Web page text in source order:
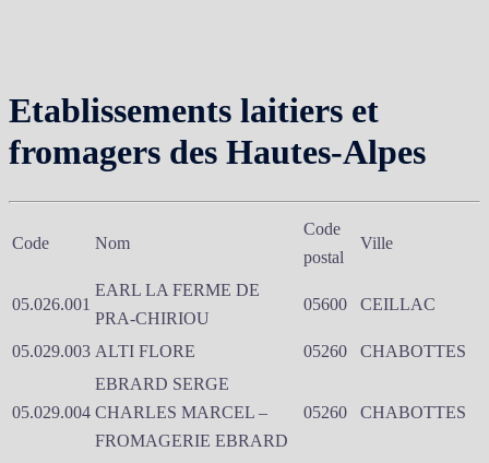
Etablissements laitiers et
fromagers des Hautes-Alpes
Code Nom
Code
postal
Ville
05.026.001
EARL LA FERME DE
PRA-CHIRIOU
05600 CEILLAC
05.029.003 ALTI FLORE 05260 CHABOTTES
05.029.004
EBRARD SERGE
CHARLES MARCEL –
FROMAGERIE EBRARD
05260 CHABOTTES